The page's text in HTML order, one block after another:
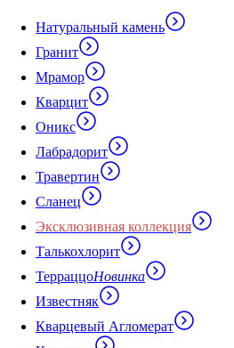
Натуральный камень
Гранит
Мрамор
Кварцит
Оникс
Лабрадорит
Травертин
Сланец
Эксклюзивная коллекция
Талькохлорит
ТерраццоНовинка
Известняк
Кварцевый Агломерат